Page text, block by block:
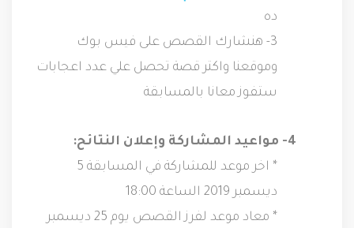
ستفوز معانا بالمسابقة
4- مواعيد المشاركة وإعلان النتائح: